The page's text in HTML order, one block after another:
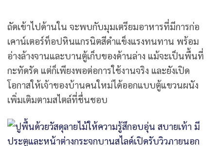
ถัดเข้าไปด้านใน จะพบกับมุมเตรียมอาหารที่มีการก่อ
เคาน์เตอร์ท็อปหินแกรนิตสีดำแข็งแรงทนทาน พร้อม
อ่างล้างจานและบานตู้เก็บของด้านล่าง แม้จะเป็นพื้นที่
กะทัดรัด แต่ก็เพียงพอต่อการใช้งานจริง และยังเปิด
โอกาสให้เจ้าของบ้านคนใหม่ได้ออกแบบตู้แขวนผนัง
เพิ่มเติมตามสไตล์ที่ชื่นชอบ